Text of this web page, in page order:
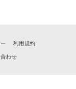
利用規約
わせ